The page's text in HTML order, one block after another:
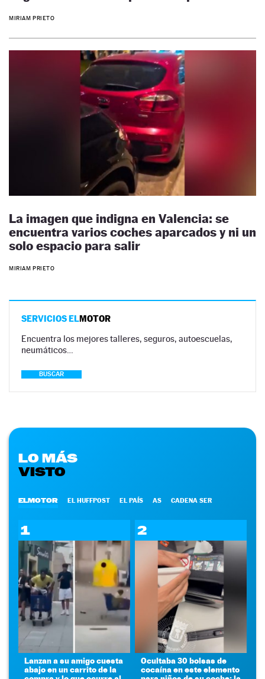
MIRIAM PRIETO
La imagen que indigna en Valencia: se
encuentra varios coches aparcados y ni un
solo espacio para salir
MIRIAM PRIETO
SERVICIOS ELMOTOR
Encuentra los mejores talleres, seguros, autoescuelas,
neumáticos…
BUSCAR
LO MÁS
VISTO
ELMOTOR EL HUFFPOST EL PAÍS AS CADENA SER
1
Lanzan a su amigo cuesta
abajo en un carrito de la
2
Ocultaba 30 bolsas de
cocaína en este elemento